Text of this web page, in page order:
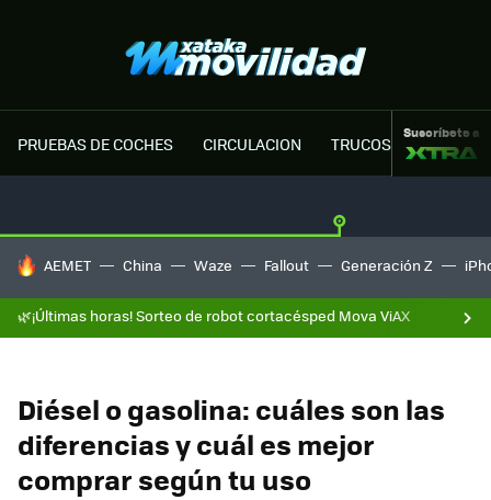
PRUEBAS DE COCHES CIRCULACION TRUCOS MOTOR
Suscríbete a
HOY SE HABLA DE
AEMET China Waze Fallout Generación Z
🌿¡Últimas horas! Sorteo de robot cortacésped Mova ViAX
Diésel o gasolina: cuáles son las
diferencias y cuál es mejor
comprar según tu uso